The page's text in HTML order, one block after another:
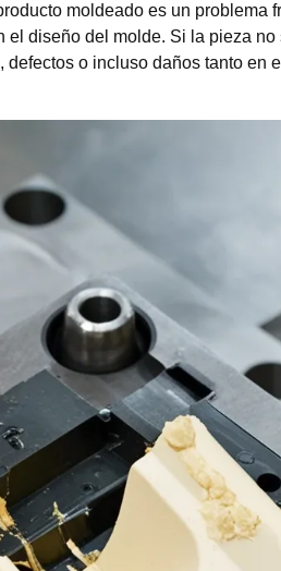
moldeado es un problema
diseño del molde. Si la pieza
o incluso daños tanto en